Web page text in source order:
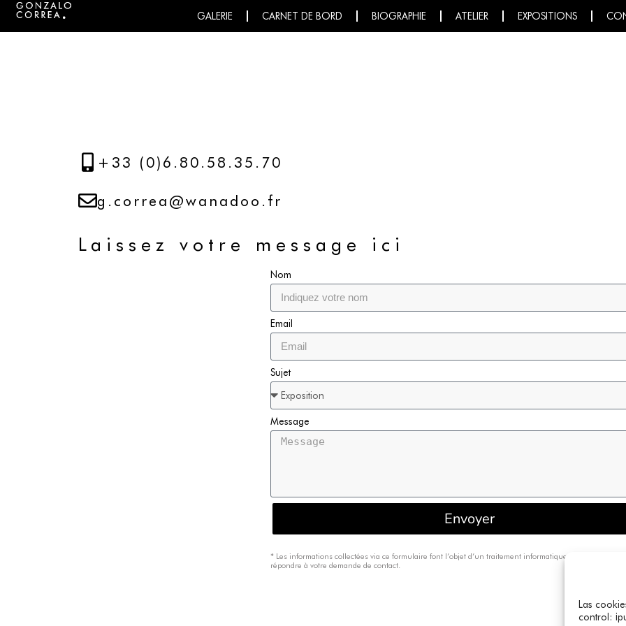
Las
control:
GALERIE CARNET DE BORD BIOGRAPHIE ATELIER EXPOSITIONS
+33 (0)6.80.58.35.70
g.correa@wanadoo.fr
Laissez votre message ici
Nom
Email
Sujet
Message
Envoyer
* Les informations collectées via ce formulaire font l’objet d’un traitement informatique. Elles sont
répondre à votre demande de contact.